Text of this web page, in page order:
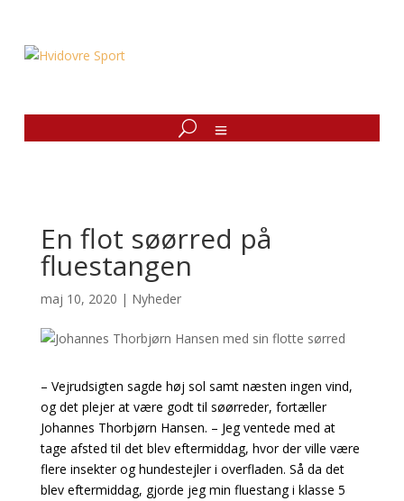
En flot søørred på
fluestangen
maj 10, 2020 | Nyheder
– Vejrudsigten sagde høj sol samt næsten ingen vind,
og det plejer at være godt til søørreder, fortæller
Johannes Thorbjørn Hansen. – Jeg ventede med at
tage afsted til det blev eftermiddag, hvor der ville være
flere insekter og hundestejler i overfladen. Så da det
blev eftermiddag, gjorde jeg min fluestang i klasse 5